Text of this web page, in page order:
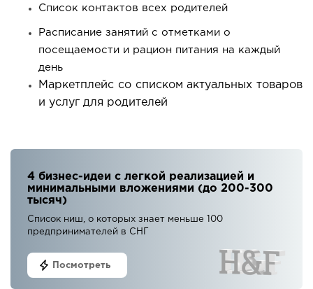
Список контактов всех родителей
Расписание занятий с отметками о
посещаемости и рацион питания на каждый
день
Маркетплейс со списком актуальных товаров
и услуг для родителей
4 бизнес-идеи с легкой реализацией и
минимальными вложениями (до 200-300
тысяч)
Список ниш, о которых знает меньше 100
предпринимателей в СНГ
Посмотреть